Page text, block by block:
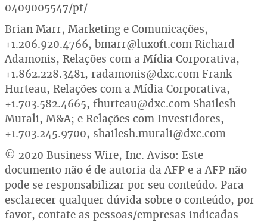
0409005547/pt/
Brian Marr, Marketing e Comunicações,
+1.206.920.4766, bmarr@luxoft.com Richard
Adamonis, Relações com a Mídia Corporativa,
+1.862.228.3481, radamonis@dxc.com Frank
Hurteau, Relações com a Mídia Corporativa,
+1.703.582.4665, fhurteau@dxc.com Shailesh
Murali, M&A; e Relações com Investidores,
+1.703.245.9700, shailesh.murali@dxc.com
© 2020 Business Wire, Inc. Aviso: Este
documento não é de autoria da AFP e a AFP não
pode se responsabilizar por seu conteúdo. Para
esclarecer qualquer dúvida sobre o conteúdo, por
favor, contate as pessoas/empresas indicadas